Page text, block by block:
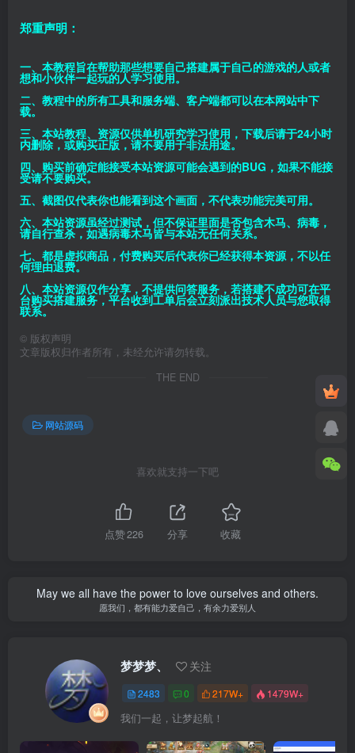
郑重声明：
一、本教程旨在帮助那些想要自己搭建属于自己的游戏的人或者
想和小伙伴一起玩的人学习使用。
二、教程中的所有工具和服务端、客户端都可以在本网站中下
载。
三、本站教程、资源仅供单机研究学习使用，下载后请于24小时
内删除，或购买正版，请不要用于非法用途。
四、购买前确定能接受本站资源可能会遇到的BUG，如果不能接
受请不要购买。
五、截图仅代表你也能看到这个画面，不代表功能完美可用。
六、本站资源虽经过测试，但不保证里面是否包含木马、病毒，
请自行查杀，如遇病毒木马皆与本站无任何关系。
七、都是虚拟商品，付费购买后代表你已经获得本资源，不以任
何理由退费。
八、本站资源仅作分享，不提供问答服务，若搭建不成功可在平
台购买搭建服务，平台收到工单后会立刻派出技术人员与您取得
联系。
© 版权声明
文章版权归作者所有，未经允许请勿转载。
THE END
网站源码
喜欢就支持一下吧
点赞226 分享 收藏
May we all have the power to love ourselves and others.
愿我们，都有能力爱自己，有余力爱别人
梦梦梦、 关注
2483 0 217W+ 1479W+
我们一起，让梦起航！